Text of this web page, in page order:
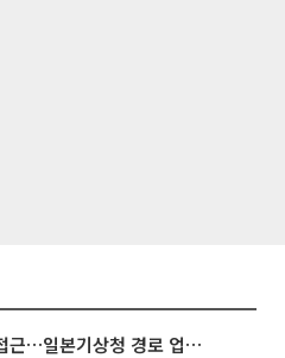
태풍 '돌핀' 오키나와 접근…일본기상청 경로 업데이트